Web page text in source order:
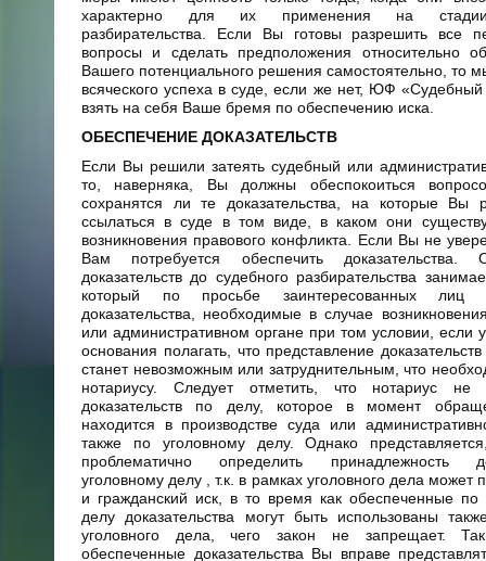
характерно для их применения на стадии
разбирательства. Если Вы готовы разрешить все
вопросы и сделать предположения относительно
Вашего потенциального решения самостоятельно, то
всяческого успеха в суде, если же нет, ЮФ «Судебный
взять на себя Ваше бремя по обеспечению иска.
ОБЕСПЕЧЕНИЕ ДОКАЗАТЕЛЬСТВ
Если Вы решили затеять судебный или
то, наверняка, Вы должны обеспокоиться
сохранятся ли те доказательства, на которые Вы
ссылаться в суде в том виде, в каком они
возникновения правового конфликта. Если Вы не
Вам потребуется обеспечить доказательства.
доказательств до судебного разбирательства
который по просьбе заинтересованных лиц
доказательства, необходимые в случае
или административном органе при том условии, если
основания полагать, что представление
станет невозможным или затруднительным, что
нотариусу. Следует отметить, что нотариус не
доказательств по делу, которое в момент
находится в производстве суда или
также по уголовному делу. Однако
проблематично определить принадлежность
уголовному делу , т.к. в рамках уголовного дела может
и гражданский иск, в то время как обеспеченные по
делу доказательства могут быть использованы
уголовного дела, чего закон не запрещает.
обеспеченные доказательства Вы вправе